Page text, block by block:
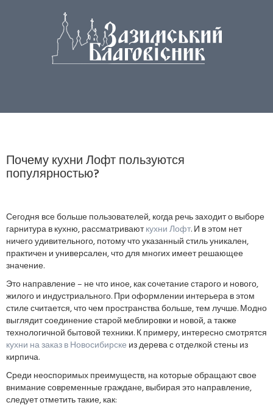
Почему кухни Лофт пользуются
популярностью?
Сегодня все больше пользователей, когда речь заходит о выборе
гарнитура в кухню, рассматриваюткухни Лофт. И в этом нет
ничего удивительного, потому что указанный стиль уникален,
практичен и универсален, что для многих имеет решающее
значение.
Это направление – не что иное, как сочетание старого и нового,
жилого и индустриального. При оформлении интерьера в этом
стиле считается, что чем пространства больше, тем лучше. Модно
выглядит соединение старой меблировки и новой, а также
технологичной бытовой техники. К примеру, интересно смотрятся
кухни на заказ в Новосибирске из дерева с отделкой стены из
кирпича.
Среди неоспоримых преимуществ, на которые обращают свое
внимание современные граждане, выбирая это направление,
следует отметить такие, как: